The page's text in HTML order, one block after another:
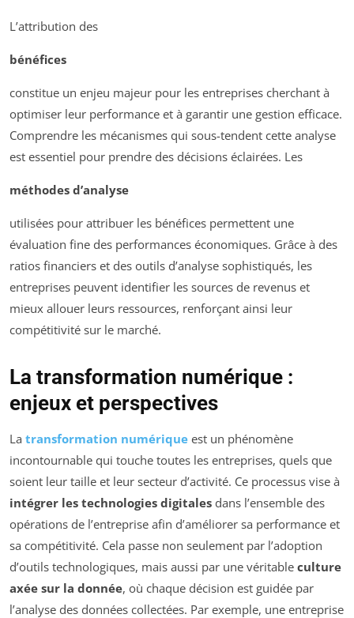
L’attribution des
bénéfices
constitue un enjeu majeur pour les entreprises cherchant à
optimiser leur performance et à garantir une gestion efficace.
Comprendre les mécanismes qui sous-tendent cette analyse
est essentiel pour prendre des décisions éclairées. Les
méthodes d’analyse
utilisées pour attribuer les bénéfices permettent une
évaluation fine des performances économiques. Grâce à des
ratios financiers et des outils d’analyse sophistiqués, les
entreprises peuvent identifier les sources de revenus et
mieux allouer leurs ressources, renforçant ainsi leur
compétitivité sur le marché.
La transformation numérique :
enjeux et perspectives
La transformation numérique est un phénomène
incontournable qui touche toutes les entreprises, quels que
soient leur taille et leur secteur d’activité. Ce processus vise à
intégrer les technologies digitales dans l’ensemble des
opérations de l’entreprise afin d’améliorer sa performance et
sa compétitivité. Cela passe non seulement par l’adoption
d’outils technologiques, mais aussi par une véritable culture
axée sur la donnée, où chaque décision est guidée par
l’analyse des données collectées. Par exemple, une entreprise